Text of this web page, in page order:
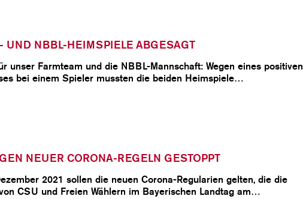
UND NBBL-HEIMSPIELE ABGESAGT
unser Farmteam und die NBBL-Mannschaft: Wegen eines positiven
bei einem Spieler mussten die beiden Heimspiele…
NEUER CORONA-REGELN GESTOPPT
2021 sollen die neuen Corona-Regularien gelten, die die
CSU und Freien Wählern im Bayerischen Landtag am…